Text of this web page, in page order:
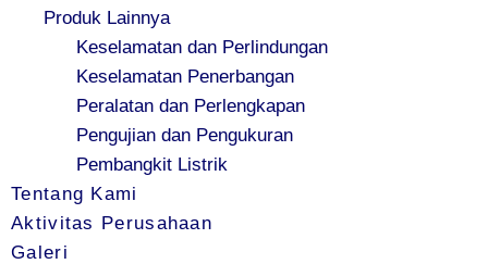
Produk Lainnya
Keselamatan dan Perlindungan
Keselamatan Penerbangan
Peralatan dan Perlengkapan
Pengujian dan Pengukuran
Pembangkit Listrik
Tentang Kami
Aktivitas Perusahaan
Galeri